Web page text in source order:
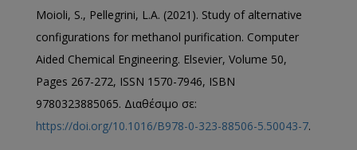
Moioli, S., Pellegrini, L.A. (2021). Study of alternative
configurations for methanol purification. Computer
Aided Chemical Engineering. Elsevier, Volume 50,
Pages 267-272, ISSN 1570-7946, ISBN
9780323885065. Διαθέσιμο σε:
https://doi.org/10.1016/B978-0-323-88506-5.50043-7.